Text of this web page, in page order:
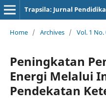
Trapsila: Jurnal
Home / Archives / Vol. 1 No.
Peningkatan
Energi Melalui
Pendekatan